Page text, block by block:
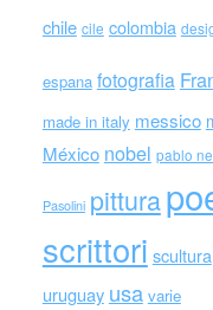
chile cile colombia
espana fotografia
made in italy messico
México nobel pablo
Pasolini pittura
scrittori scultura
uruguay usa varie